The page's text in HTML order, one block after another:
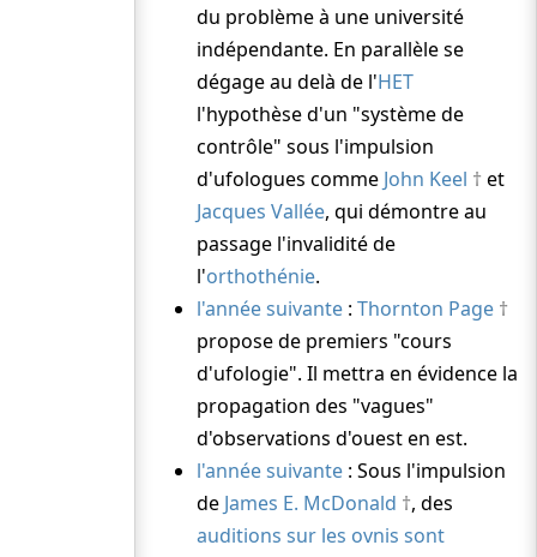
du problème à une université
indépendante. En parallèle se
dégage au delà de l'HET
l'hypothèse d'un "système de
contrôle" sous l'impulsion
d'ufologues comme John Keel
et
Jacques Vallée, qui démontre au
passage l'invalidité de
l'orthothénie.
l'année suivante :Thornton Page
propose de premiers "cours
d'ufologie". Il mettra en évidence la
propagation des "vagues"
d'observations d'ouest en est.
l'année suivante : Sous l'impulsion
de James E. McDonald
, des
auditions sur les ovnis sont